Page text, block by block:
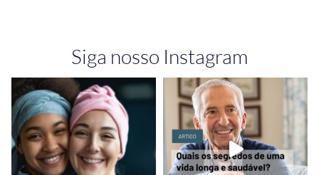
Siga nosso Instagram